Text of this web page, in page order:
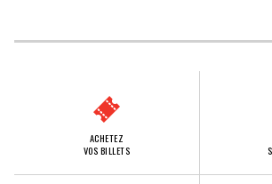
ACHETEZ
VOS BILLETS